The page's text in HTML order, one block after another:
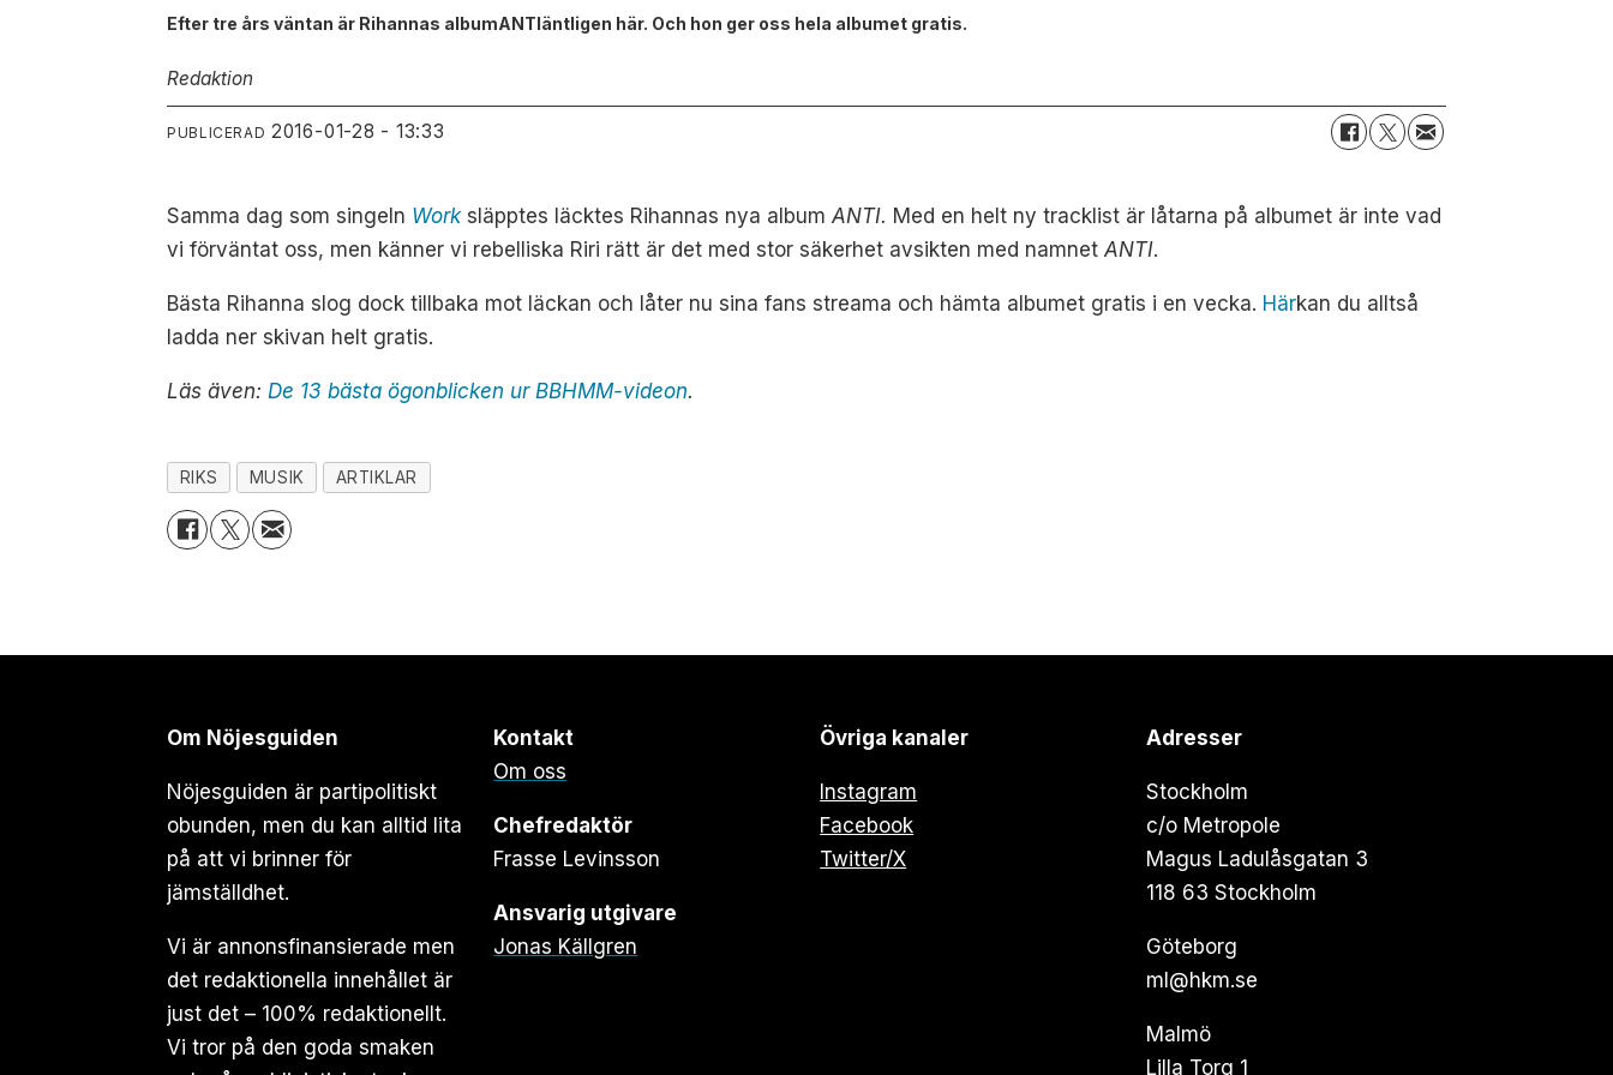
Efter tre års väntan är Rihannas albumANTIäntligen här. Och hon ger oss hela albumet gratis.
Redaktion
PUBLICERAD 2016-01-28 - 13:33
Samma dag som singeln Worksläpptes läcktes Rihannas nya albumANTI. Med en helt ny tracklist är låtarna på albumet är inte vad
vi förväntat oss, men känner vi rebelliska Riri rätt är det med stor säkerhet avsikten med namnetANTI.
Bästa Rihanna slog dock tillbaka mot läckan och låter nu sina fans streama och hämta albumet gratis i en vecka. Härkan du alltså
ladda ner skivan helt gratis.
Läs även:De 13 bästa ögonblicken ur BBHMM-videon.
RIKS MUSIK ARTIKLAR
Om Nöjesguiden
Nöjesguiden är partipolitiskt
obunden, men du kan alltid lita
på att vi brinner för
jämställdhet.
Vi är annonsfinansierade men
det redaktionella innehållet är
just det – 100% redaktionellt.
Vi tror på den goda smaken
Kontakt
Om oss
Chefredaktör
Frasse Levinsson
Ansvarig utgivare
Jonas Källgren
Övriga kanaler
Instagram
Facebook
Twitter/X
Adresser
Stockholm
c/o Metropole
Magus Ladulåsgatan 3
118 63 Stockholm
Göteborg
ml@hkm.se
Malmö
Lilla Torg 1